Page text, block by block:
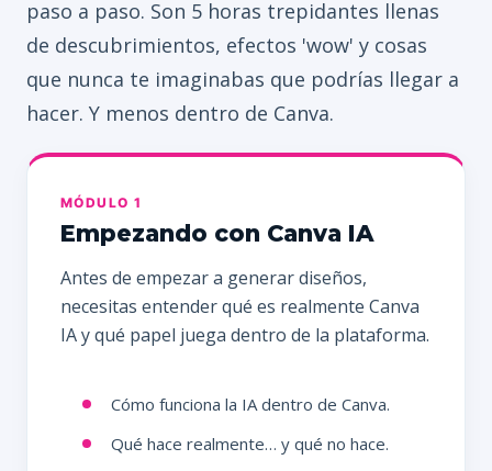
paso a paso. Son 5 horas trepidantes llenas
de descubrimientos, efectos 'wow' y cosas
que nunca te imaginabas que podrías llegar a
hacer. Y menos dentro de Canva.
MÓDULO 1
Empezando con Canva IA
Antes de empezar a generar diseños,
necesitas entender qué es realmente Canva
IA y qué papel juega dentro de la plataforma.
Cómo funciona la IA dentro de Canva.
Qué hace realmente… y qué no hace.